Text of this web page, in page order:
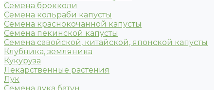
Семена брокколи
Семена кольраби капусты
Семена краснокочанной капусты
Семена пекинской капусты
Семена савойской, китайской, японской капусты
Клубника, земляника
Кукуруза
Лекарственные растения
Лук